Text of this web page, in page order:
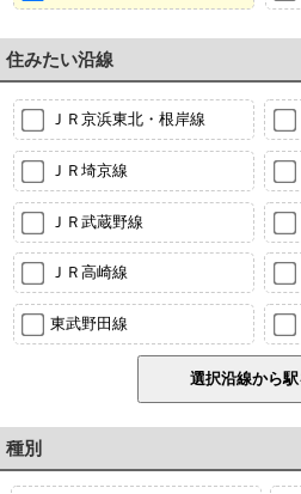
住みたい沿線
ＪＲ京浜東北・根岸線
ＪＲ埼京線
ＪＲ武蔵野線
ＪＲ高崎線
東武野田線
種別